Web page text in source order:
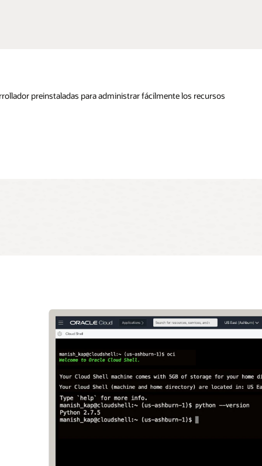
preinstaladas para administrar fácilmente los recursos